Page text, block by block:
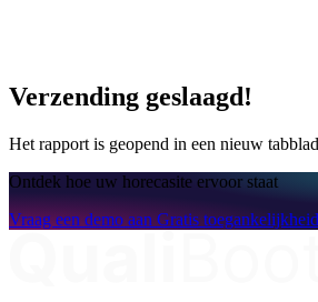
Verzending geslaagd!
Het rapport is geopend in een nieuw
Ontdek hoe uw horecasite ervoor staat
Vraag een demo aan Gratis